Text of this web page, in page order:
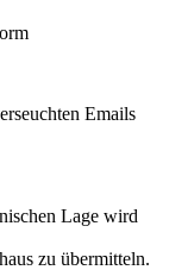
Emails
Lage wird
zu übermitteln.